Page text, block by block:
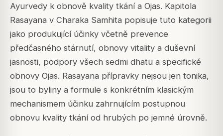
Ayurvedy k obnově kvality tkání a Ojas. Kapitola
Rasayana v Charaka Samhita popisuje tuto kategorii
jako produkující účinky včetně prevence
předčasného stárnutí, obnovy vitality a duševní
jasnosti, podpory všech sedmi dhatu a specifické
obnovy Ojas. Rasayana přípravky nejsou jen tonika,
jsou to byliny a formule s konkrétním klasickým
mechanismem účinku zahrnujícím postupnou
obnovu kvality tkání od hrubých po jemné úrovně.